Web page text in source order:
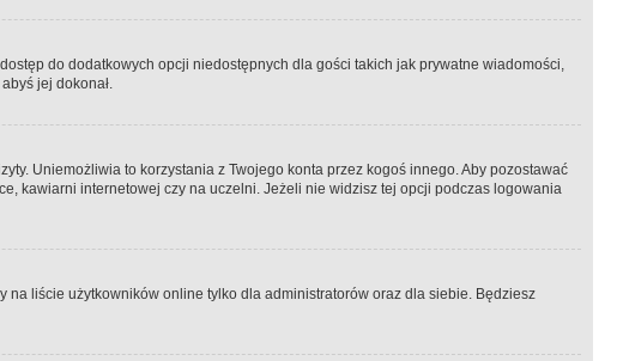
do dodatkowych opcji niedostępnych dla gości takich jak prywatne wiadomości,
jej dokonał.
Uniemożliwia to korzystania z Twojego konta przez kogoś innego. Aby pozostawać
kawiarni internetowej czy na uczelni. Jeżeli nie widzisz tej opcji podczas logowania
na liście użytkowników online tylko dla administratorów oraz dla siebie. Będziesz